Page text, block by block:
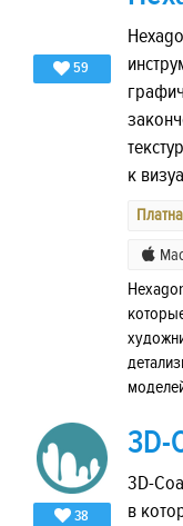
59
к
38
3D-
3D-
в